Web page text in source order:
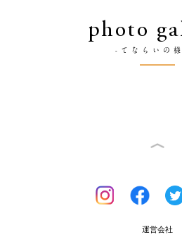
photo
-てならいの
運営会社